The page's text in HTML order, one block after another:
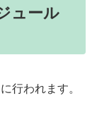
ュール
行われます。